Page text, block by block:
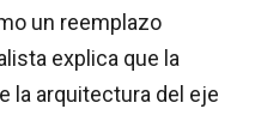
un reemplazo
explica que la
la arquitectura del eje